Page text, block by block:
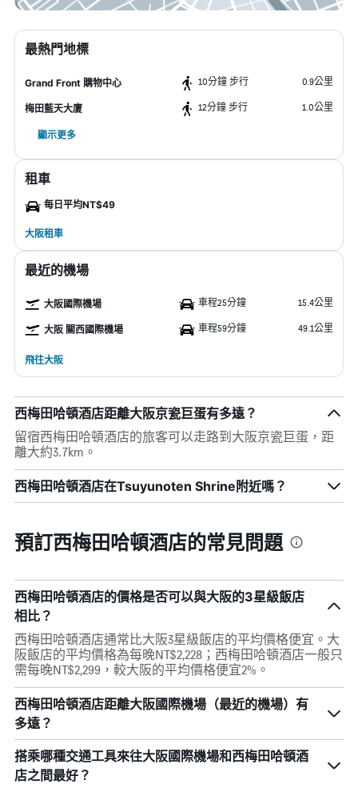
最熱門地標
Grand Front 購物中心 10分鐘 步行 0.9公里
梅田藍天大廈 12分鐘 步行 1.0公里
顯示更多
租車
每日平均NT$49
大阪租車
最近的機場
大阪國際機場 車程25分鐘 15.4公里
大阪 關西國際機場 車程59分鐘 49.1公里
飛往大阪
西梅田哈頓酒店距離大阪京瓷巨蛋有多遠？
留宿西梅田哈頓酒店的旅客可以走路到大阪京瓷巨蛋，距
離大約3.7km。
西梅田哈頓酒店在Tsuyunoten Shrine附近嗎？
預訂西梅田哈頓酒店的常見問題
西梅田哈頓酒店的價格是否可以與大阪的3星級飯店
相比？
西梅田哈頓酒店通常比大阪3星級飯店的平均價格便宜。大
阪飯店的平均價格為每晚NT$2,228；西梅田哈頓酒店一般只
需每晚NT$2,299，較大阪的平均價格便宜2%。
西梅田哈頓酒店距離大阪國際機場（最近的機場）有
多遠？
搭乘哪種交通工具來往大阪國際機場和西梅田哈頓酒
店之間最好？